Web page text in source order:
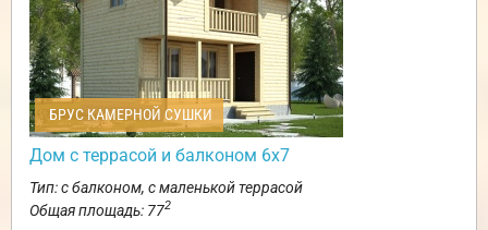
БРУС КАМЕРНОЙ СУШКИ
Дом с террасой и балконом 6х7
Тип: с балконом, с маленькой террасой
Общая площадь: 772